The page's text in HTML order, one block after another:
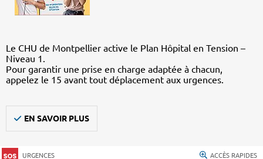
Le CHU de Montpellier active le Plan Hôpital en Tension –
Niveau 1.
Pour garantir une prise en charge adaptée à chacun,
appelez le 15 avant tout déplacement aux urgences.
EN SAVOIR PLUS
URGENCES ACCÈS RAPIDES